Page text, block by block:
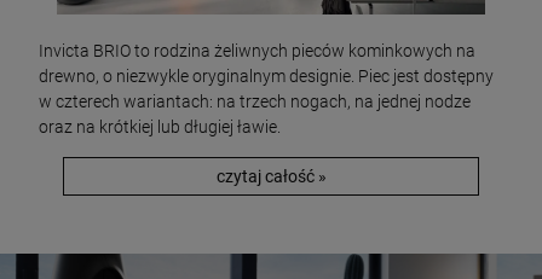
Invicta BRIO to rodzina żeliwnych pieców kominkowych na
drewno, o niezwykle oryginalnym designie. Piec jest dostępny
w czterech wariantach: na trzech nogach, na jednej nodze
oraz na krótkiej lub długiej ławie.
czytaj całość »